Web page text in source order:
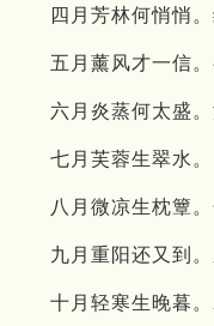
四月芳林何悄悄
五月薰风才一信
六月炎蒸何太盛
七月芙蓉生翠水
八月微凉生枕簟
九月重阳还又到
十月轻寒生晚暮